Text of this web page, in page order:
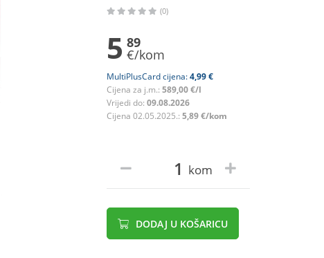
(0)
5 89
€/kom
MultiPlusCard cijena:4,99 €
Cijena za j.m.: 589,00 €/l
Vrijedi do: 09.08.2026
Cijena 02.05.2025.: 5,89 €/kom
kom
DODAJ U KOŠARICU